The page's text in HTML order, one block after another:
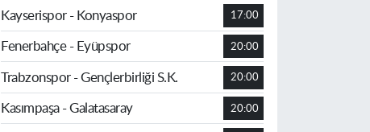
Kayserispor - Konyaspor
17:00
Fenerbahçe - Eyüpspor 20:00
Trabzonspor - Gençlerbirliği S.K. 20:00
Kasımpaşa - Galatasaray 20:00